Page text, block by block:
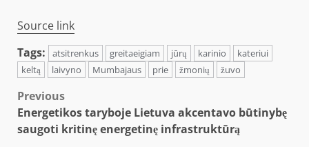
Source link
Tags:
atsitrenkus greitaeigiam jūrų karinio
kateriui
keltą
laivyno Mumbajaus prie žmonių žuvo
Post
navigation
Previous
Energetikos taryboje Lietuva akcentavo būtinybę
saugoti kritinę energetinę infrastruktūrą